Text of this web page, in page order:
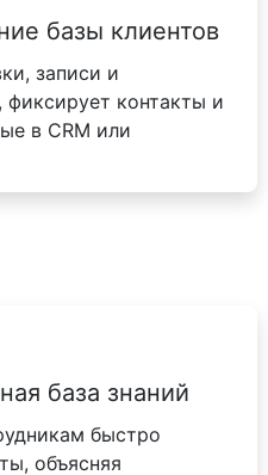
базы клиентов
записи и
фиксирует контакты и
в CRM или
база знаний
быстро
объясняя